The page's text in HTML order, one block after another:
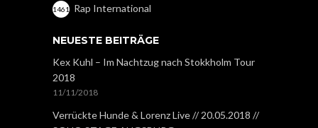
Rap International
1461
NEUESTE BEITRÄGE
Kex Kuhl – Im Nachtzug nach Stokkholm Tour
2018
11/11/2018
Verrückte Hunde & Lorenz Live // 20.05.2018 //